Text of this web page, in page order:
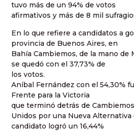
tuvo más de un 94% de votos
afirmativos y más de 8 mil
En lo que refiere a candidatos a
provincia de Buenos Aires, en
Bahía Cambiemos, de la mano de
se quedó con el 37,73% de
los votos.
Aníbal Fernández con el 54,30%
Frente para la Victoria
que terminó detrás de Cambiemos
Unidos por una Nueva Alternativa
candidato logró un 16,44%